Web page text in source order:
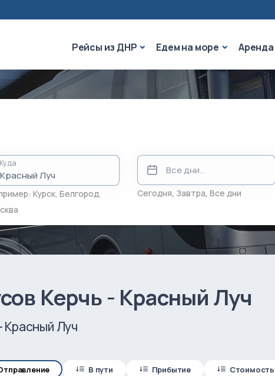
Рейсы из ДНРРейсы из ДНР
Едем на мореЕдем на море
Аренда
Куда
Курск, Белгород,
Сегодня, Завтра, Все дни
Керчь - Красный Луч
Красный Луч
В пути Прибытие Стоимость